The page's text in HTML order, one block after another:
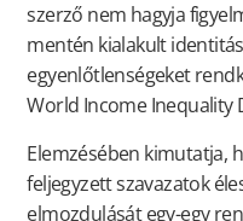
szerző nem hagyja
mentén kialakult
egyenlőtlenségeket
World Income Inequality
Elemzésében kimutatja,
feljegyzett szavazatok
elmozdulását egy-egy